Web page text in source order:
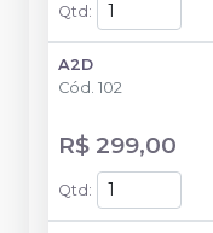
Qtd :
A2D
Cód. 102
R$ 299,00
Qtd :